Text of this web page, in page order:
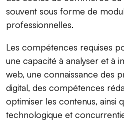
souvent sous forme de
professionnelles.
Les compétences requises
une capacité à analyser et à
web, une connaissance des
digital, des compétences
optimiser les contenus, ainsi
technologique et